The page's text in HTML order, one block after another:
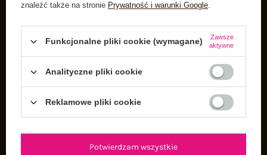
INFORMACJE O BUTIK
Listy zakupowe
Lista zakupionych produktów
Historia transakcji
znaleźć także na stronie Prywatność i warunki Google.
Funkcjonalne pliki cookie (wymagane)
Zawsze
aktywne
Analityczne pliki cookie
Reklamowe pliki cookie
Potwierdzam wszystkie